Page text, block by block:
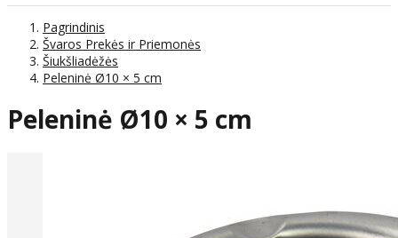
Pagrindinis
Švaros Prekės ir Priemonės
Šiukšliadėžės
Peleninė Ø10 × 5 cm
Peleninė Ø10 × 5 cm